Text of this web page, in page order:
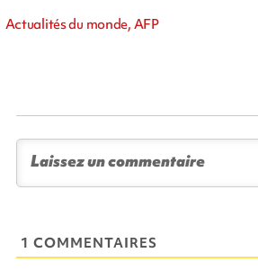
Actualités du monde, AFP
1 COMMENTAIRES